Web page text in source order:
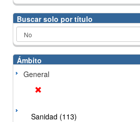
Buscar solo por título
Ámbito
General
Sanidad (113)